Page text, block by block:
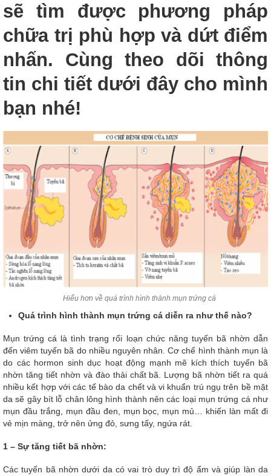
sẽ tìm được phương pháp
chữa trị phù hợp và dứt điểm
nhấn. Cùng theo dõi thông
tin chi tiết dưới đây cho mình
bạn nhé!
Hiểu hơn về quá trình hình thành mụn trứng cá
Quá trình hình thành mụn trứng cá diễn ra như thế nào?
Mụn trứng cá là tình trạng rối loạn chức năng tuyến bã nhờn dẫn
đến viêm tuyến bã do nhiều nguyên nhân. Cơ chế hình thành mụn là
do các hormon sinh dục hoạt động mạnh mẽ kích thích tuyến bã
nhờn tăng tiết nhờn và đào thải chất bã. Lượng bã nhờn tiết ra quá
nhiều kết hợp với các tế bào da chết và vi khuẩn trú ngụ trên bề mặt
da sẽ gây bít lỗ chân lông hình thành nên các loại mụn trứng cá như
mụn đầu trắng, mụn đầu đen, mụn bọc, mụn mủ… khiến làn mất đi
vẻ mịn màng, trở nên ửng đỏ, sưng tấy, ngứa rát.
1 – Sự tăng tiết bã nhờn:
Các tuyến bã nhờn dưới da có vai trò duy trì độ ẩm và giúp làn da